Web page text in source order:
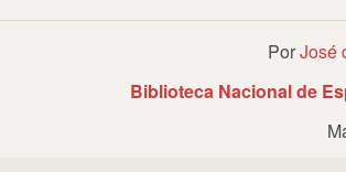
PorJosé
Biblioteca Nacional de